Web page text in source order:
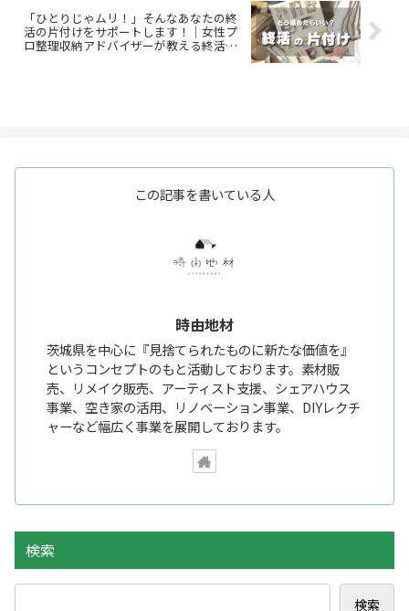
「ひとりじゃムリ！」そんなあなたの終
活の片付けをサポートします！｜女性プ
ロ整理収納アドバイザーが教える終活の
この記事を書いている人
時由地材
茨城県を中心に『見捨てられたものに新たな価値を』
というコンセプトのもと活動しております。素材販
売、リメイク販売、アーティスト支援、シェアハウス
事業、空き家の活用、リノベーション事業、DIYレクチ
ャーなど幅広く事業を展開しております。
検索
検索